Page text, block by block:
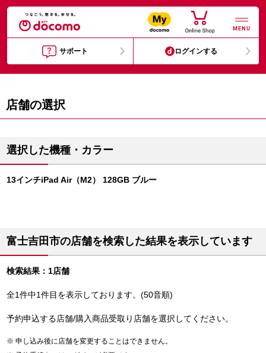
MENU
サポート ログインする
店舗の選択
選択した機種・カラー
13インチiPad Air（M2） 128GB ブルー
富士吉田市の店舗を検索した結果を表示しています
検索結果：1店舗
全1件中1件目を表示しております。(50音順)
予約申込する店舗/購入商品受取り店舗を選択してください。
申し込み後に店舗を変更することはできません。